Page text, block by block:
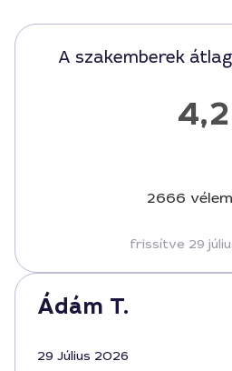
A szakemberek
4,2
2666
frissítve 29
Ádám T.
29 Július 2026